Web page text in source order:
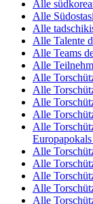
Alle
Alle
Alle
Alle Talente
Alle Teams
Alle
Alle
Alle
Alle
Alle
Alle
Alle
Alle
Alle
Alle
Alle